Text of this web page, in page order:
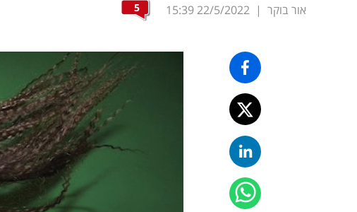
אור בוקר |
22/5/2022
15:39
5